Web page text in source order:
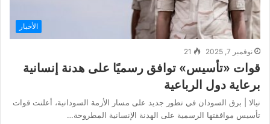
الأخبار
نوفمبر 7, 2025 21
قوات «تأسيس» توافق رسميًا على هدنة إنسانية
برعاية دول الرباعية
نيالا | برق السودان في تطور جديد على مسار الأزمة السودانية، أعلنت قوات
تأسيس موافقتها الرسمية على الهدنة الإنسانية المطروحة…